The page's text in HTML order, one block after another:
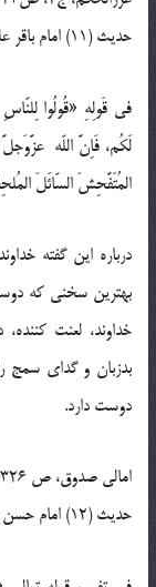
حدیث (11) امام باقر عليه السلام :
فى قَولِهِ «قُولُوا
لَكُم، فَاِنَّ اللّه
المُتَفَّحِشَ السّائَلَ
درباره اين گفته
بهترين سخنى كه دوست
خداوند، لعنت
بدزبان و گداى سمج
دوست دارد.
امالى صدوق، ص 326
حدیث (12) امام حسن عسكرى عليه السلام :